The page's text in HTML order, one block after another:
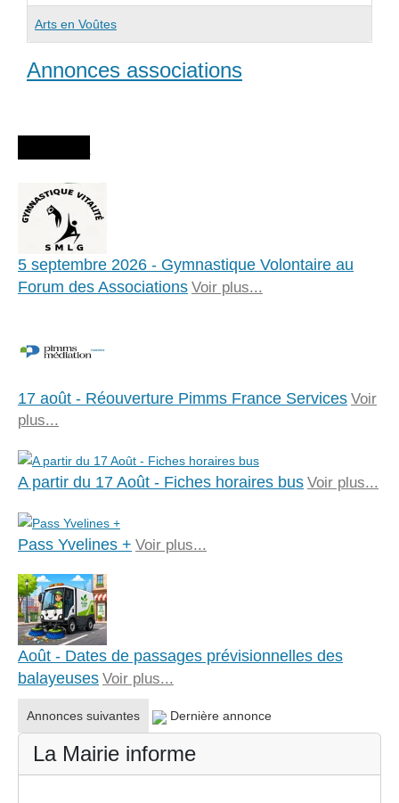
Arts en Voûtes
Annonces associations
5 septembre 2026 - Gymnastique Volontaire au
Forum des Associations Voir plus...
17 août - Réouverture Pimms France Services Voir
plus...
A partir du 17 Août - Fiches horaires bus Voir plus...
Pass Yvelines + Voir plus...
Août - Dates de passages prévisionnelles des
balayeuses Voir plus...
Annonces suivantes Dernière annonce
La Mairie informe